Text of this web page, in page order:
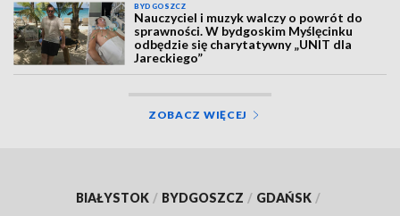
BYDGOSZCZ
Nauczyciel i muzyk walczy o powrót do
sprawności. W bydgoskim Myślęcinku
odbędzie się charytatywny „UNIT dla
Jareckiego”
ZOBACZ WIĘCEJ
BIAŁYSTOK / BYDGOSZCZ / GDAŃSK /